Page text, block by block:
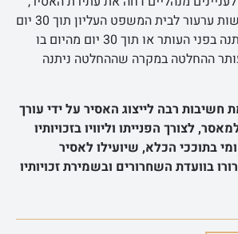
ניתן להגיש בקשת רשות ערעור לבית המשפט העליון תוך 30 יום
מיום ההחלטה אם ניתנה בפני העותר או תוך 30 יום מהיום בו
ההחלטה במקרה שההחלטה ניתנה
חשיבות רבה לייצוג האסיר על ידי עורך
לצורך הפנייתו וליוויו בזכויותיו
בתוככי הכלא, שיועילו לאסיר
בוועדת השחרורים ובשמירת זכויותיו